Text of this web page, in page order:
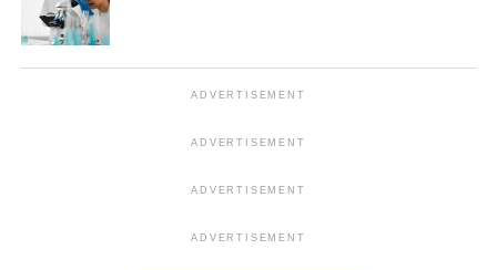
ADVERTISEMENT
ADVERTISEMENT
ADVERTISEMENT
ADVERTISEMENT